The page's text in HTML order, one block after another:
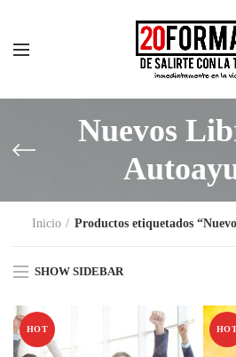
Nuevos
Inicio Productos etiquetados
SHOW SIDEBAR
HOT